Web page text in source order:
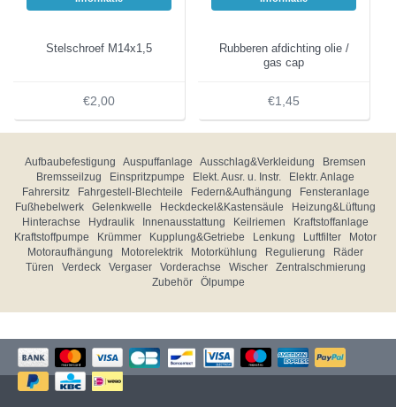
Stelschroef M14x1,5
€2,00
Rubberen afdichting olie /
gas cap
€1,45
Aufbaubefestigung Auspuffanlage Ausschlag&Verkleidung
Bremsen
Bremsseilzug
Einspritzpumpe Elekt. Ausr. u. Instr.
Elektr. Anlage
Fahrersitz
Fahrgestell-Blechteile Federn&Aufhängung
Fensteranlage
Fußhebelwerk
Gelenkwelle Heckdeckel&Kastensäule
Heizung&Lüftung
Hinterachse
Hydraulik Innenausstattung Keilriemen
Kraftstoffanlage
Kraftstoffpumpe
Krümmer Kupplung&Getriebe Lenkung Luftfilter
Motor
Motoraufhängung
Motorelektrik Motorkühlung Regulierung
Räder
Türen
Verdeck Vergaser Vorderachse Wischer
Zentralschmierung
Zubehör
Ölpumpe